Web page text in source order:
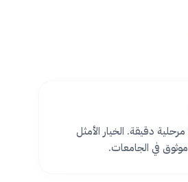
دقيقة. الخيار الأمثل
في الجامعات.